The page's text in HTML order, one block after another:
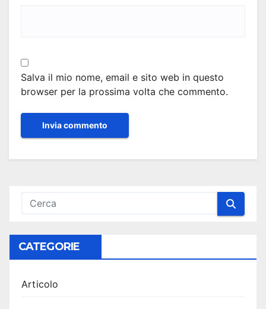
Salva il mio nome, email e sito web in questo
browser per la prossima volta che commento.
CATEGORIE
Articolo